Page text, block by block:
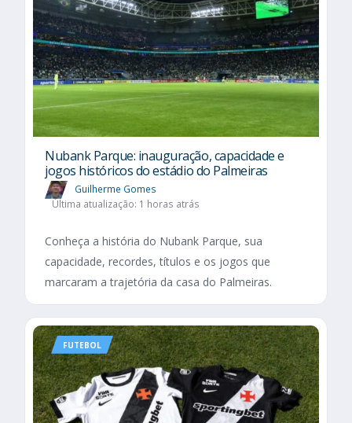
Nubank Parque: inauguração, capacidade e
jogos históricos do estádio do Palmeiras
Guilherme Gomes
Última atualização: 1 horas atrás
Conheça a história do Nubank Parque, sua
capacidade, recordes, títulos e os jogos que
marcaram a trajetória da casa do Palmeiras.
FUTEBOL